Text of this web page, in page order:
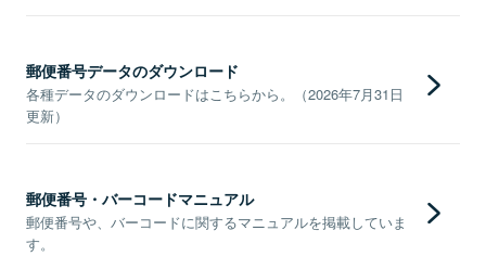
郵便番号データのダウンロード
各種データのダウンロードはこちらから。（2026年7月31日
更新）
郵便番号・バーコードマニュアル
郵便番号や、バーコードに関するマニュアルを掲載していま
す。